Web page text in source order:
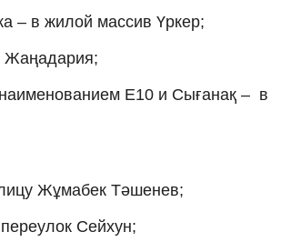
– в жилой массив Үркер;
Жаңадария;
Е10 и Сығанақ – в
Жұмабек Тәшенев;
Сейхун;